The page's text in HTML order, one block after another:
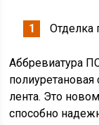
Отделка
Аббревиатура
лента. Это
способно